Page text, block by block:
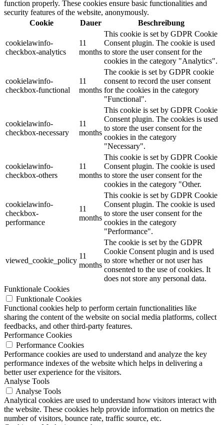
function properly. These cookies ensure basic functionalities and
security features of the website, anonymously.
Cookie
Dauer Beschreibung
cookielawinfo-
checkbox-analytics
11
months
This cookie is set by GDPR Cookie
Consent plugin. The cookie is used
to store the user consent for the
cookies in the category "Analytics".
cookielawinfo-
checkbox-functional
11
months
The cookie is set by GDPR cookie
consent to record the user consent
for the cookies in the category
"Functional".
cookielawinfo-
checkbox-necessary
11
months
This cookie is set by GDPR Cookie
Consent plugin. The cookies is used
to store the user consent for the
cookies in the category
"Necessary".
cookielawinfo-
checkbox-others
11
months
This cookie is set by GDPR Cookie
Consent plugin. The cookie is used
to store the user consent for the
cookies in the category "Other.
cookielawinfo-
checkbox-
performance
11
months
This cookie is set by GDPR Cookie
Consent plugin. The cookie is used
to store the user consent for the
cookies in the category
"Performance".
viewed_cookie_policy
11
months
The cookie is set by the GDPR
Cookie Consent plugin and is used
to store whether or not user has
consented to the use of cookies. It
does not store any personal data.
Funktionale Cookies
Funktionale Cookies
Functional cookies help to perform certain functionalities like
sharing the content of the website on social media platforms, collect
feedbacks, and other third-party features.
Performance Cookies
Performance Cookies
Performance cookies are used to understand and analyze the key
performance indexes of the website which helps in delivering a
better user experience for the visitors.
Analyse Tools
Analyse Tools
Analytical cookies are used to understand how visitors interact with
the website. These cookies help provide information on metrics the
number of visitors, bounce rate, traffic source, etc.